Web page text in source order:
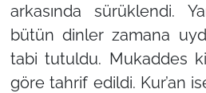
arkasında sürüklendi.
bütün dinler zamana
tabi tutuldu. Mukaddes
göre tahrif edildi. Kur’an